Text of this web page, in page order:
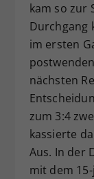
kam so zur
Durchgang
im ersten
nächsten
zum 3:4
kassierte
Aus. In der
mit dem